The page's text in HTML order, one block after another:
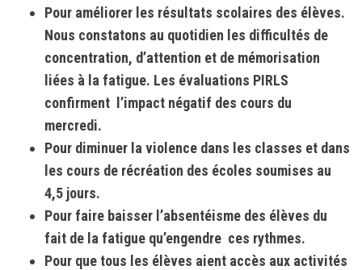
Pour améliorer les résultats scolaires des élèves.
Nous constatons au quotidien les difficultés de
concentration, d’attention et de mémorisation
liées à la fatigue. Les évaluations PIRLS
confirment l’impact négatif des cours du
mercredi.
Pour diminuer la violence dans les classes et dans
les cours de récréation des écoles soumises au
4,5 jours.
Pour faire baisser l’absentéisme des élèves du
fait de la fatigue qu’engendre ces rythmes.
Pour que tous les élèves aient accès aux activités